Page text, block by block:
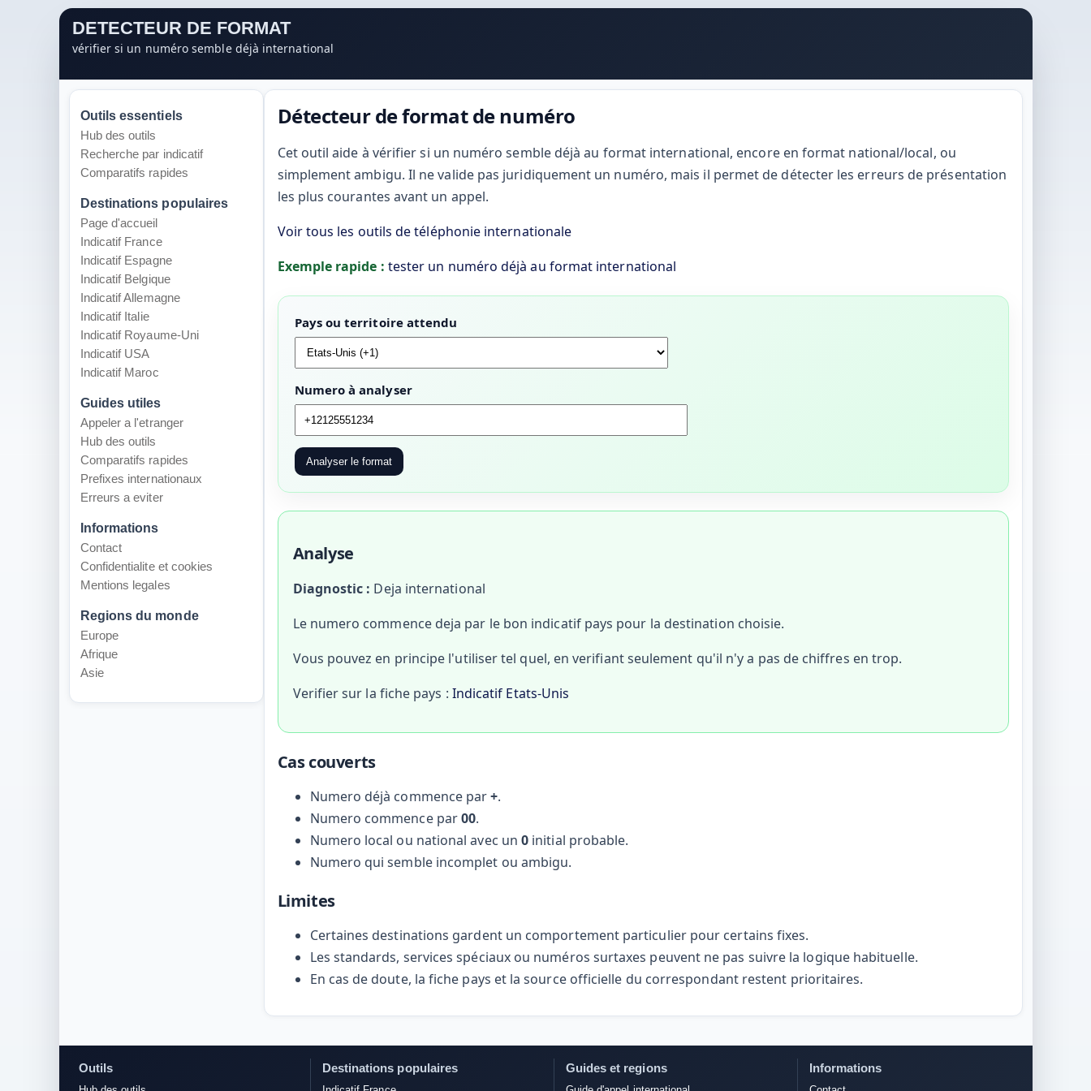
DETECTEUR DE FORMAT
vérifier si un numéro semble déjà international
Outils essentiels
Hub des outils
Recherche par indicatif
Comparatifs rapides
Destinations populaires
Page d'accueil
Indicatif France
Indicatif Espagne
Indicatif Belgique
Indicatif Allemagne
Indicatif Italie
Indicatif Royaume-Uni
Indicatif USA
Indicatif Maroc
Guides utiles
Appeler a l'etranger
Hub des outils
Comparatifs rapides
Prefixes internationaux
Erreurs a eviter
Informations
Contact
Confidentialite et cookies
Mentions legales
Regions du monde
Europe
Afrique
Asie
Détecteur de format de numéro
Cet outil aide à vérifier si un numéro semble déjà au format international, encore en format national/local, ou
simplement ambigu. Il ne valide pas juridiquement un numéro, mais il permet de détecter les erreurs de présentation
les plus courantes avant un appel.
Voir tous les outils de téléphonie internationale
Exemple rapide : tester un numéro déjà au format international
Pays ou territoire attendu
Numero à analyser
Analyser le format
Analyse
Diagnostic : Deja international
Le numero commence deja par le bon indicatif pays pour la destination choisie.
Vous pouvez en principe l'utiliser tel quel, en verifiant seulement qu'il n'y a pas de chiffres en trop.
Verifier sur la fiche pays : Indicatif Etats-Unis
Cas couverts
Numero déjà commence par+.
Numero commence par00.
Numero local ou national avec un 0 initial probable.
Numero qui semble incomplet ou ambigu.
Limites
Certaines destinations gardent un comportement particulier pour certains fixes.
Les standards, services spéciaux ou numéros surtaxes peuvent ne pas suivre la logique habituelle.
En cas de doute, la fiche pays et la source officielle du correspondant restent prioritaires.
Outils Destinations populaires Guides et regions Informations